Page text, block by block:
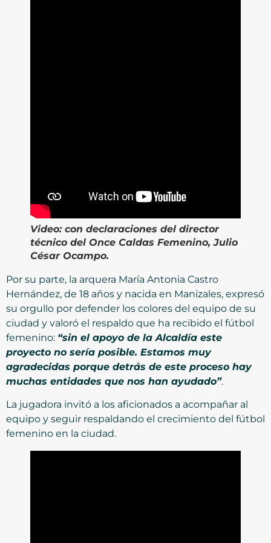
Video:con declaraciones del director
técnico del Once Caldas Femenino, Julio
César Ocampo.
Por su parte, la arquera María Antonia Castro
Hernández, de 18 años y nacida en Manizales, expresó
su orgullo por defender los colores del equipo de su
ciudad y valoró el respaldo que ha recibido el fútbol
femenino: “sin el apoyo de la Alcaldía este
proyecto no sería posible. Estamos muy
agradecidas porque detrás de este proceso hay
muchas entidades que nos han ayudado”.
La jugadora invitó a los aficionados a acompañar al
equipo y seguir respaldando el crecimiento del fútbol
femenino en la ciudad.